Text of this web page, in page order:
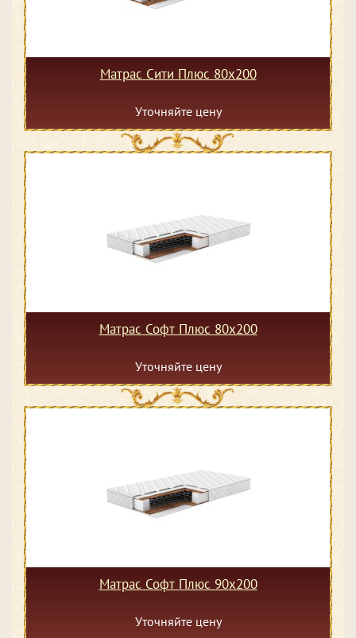
Матрас Сити Плюс 80х200
Уточняйте цену
Матрас Софт Плюс 80х200
Уточняйте цену
Матрас Софт Плюс 90х200
Уточняйте цену